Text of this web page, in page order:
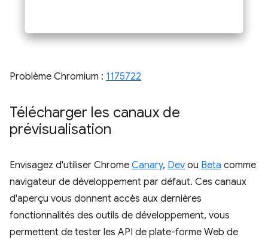
Problème Chromium : 1175722
Télécharger les canaux de
prévisualisation
Envisagez d'utiliser Chrome Canary, Dev ou Beta comme
navigateur de développement par défaut. Ces canaux
d'aperçu vous donnent accès aux dernières
fonctionnalités des outils de développement, vous
permettent de tester les API de plate-forme Web de